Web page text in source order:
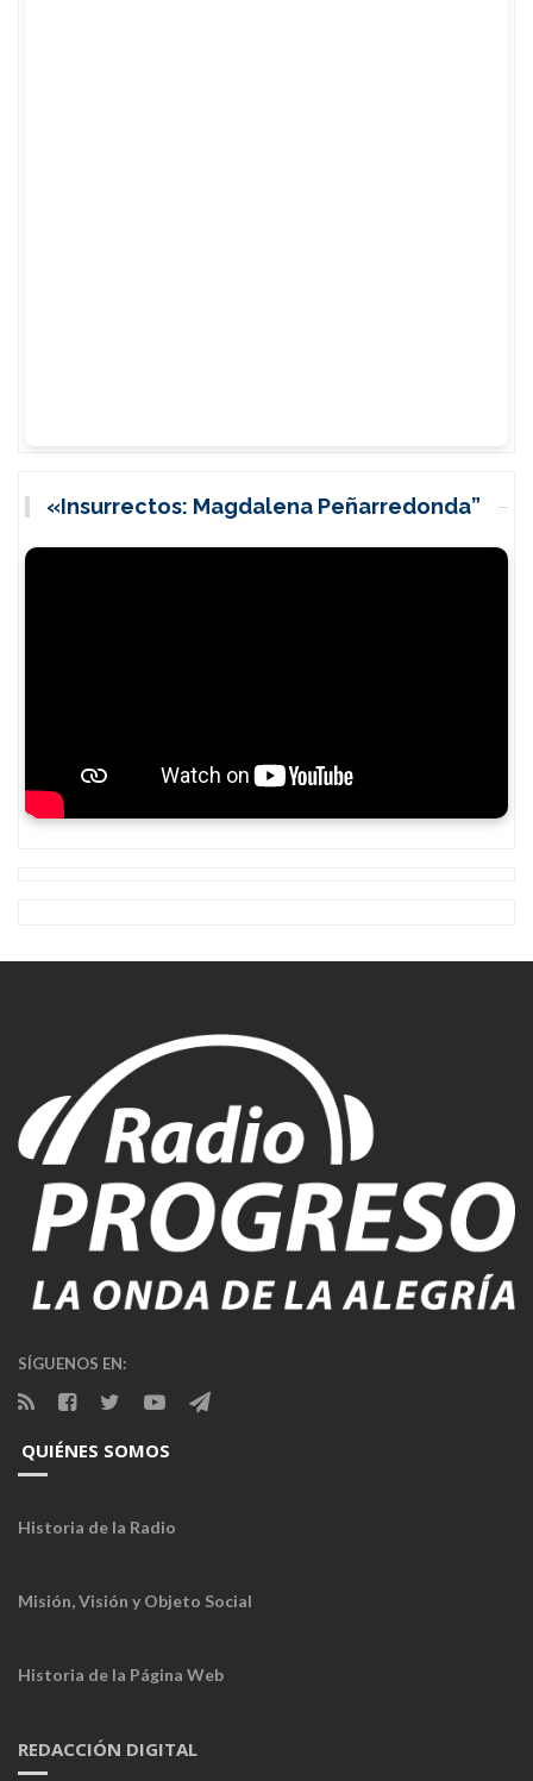
«Insurrectos: Magdalena Peñarredonda”
SÍGUENOS EN:
QUIÉNES SOMOS
Historia de la Radio
Misión, Visión y Objeto Social
Historia de la Página Web
REDACCIÓN DIGITAL